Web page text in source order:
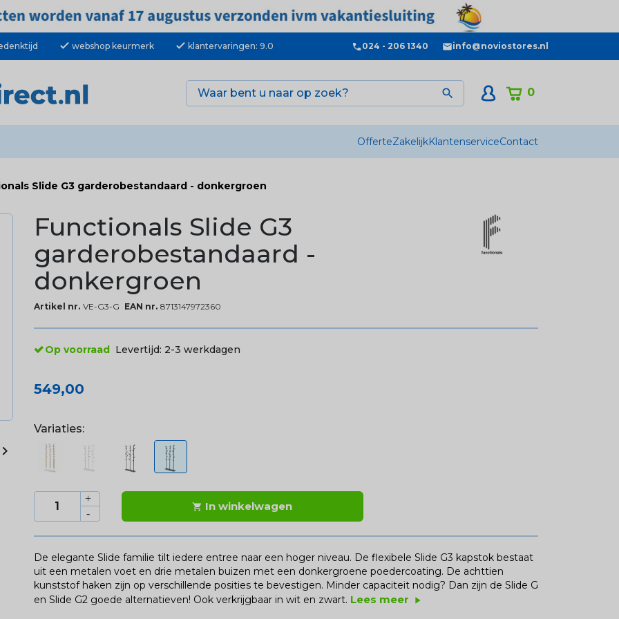
check webshop keurmerk check klantervaringen: 9.0 024 - 206 1340 info@noviostores.nl
0

OfferteZakelijkKlantenserviceContact
Slide G3 garderobestandaard - donkergroen
Functionals Slide G3
garderobestandaard -
donkergroen
Artikel nr. VE-G3-G EAN nr. 8713147972360
Op voorraad Levertijd: 2-3 werkdagen
549,00
Variaties:
 In winkelwagen
De elegante Slide familie tilt iedere entree naar een hoger niveau. De flexibele Slide G3 kapstok bestaat
uit een metalen voet en drie metalen buizen met een donkergroene poedercoating. De achttien
kunststof haken zijn op verschillende posities te bevestigen. Minder capaciteit nodig? Dan zijn de Slide G
en Slide G2 goede alternatieven! Ook verkrijgbaar in wit en zwart. Lees meer play_arrow